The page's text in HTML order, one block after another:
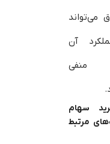
می‌تواند
آن
منفی
سهام
مرتبط